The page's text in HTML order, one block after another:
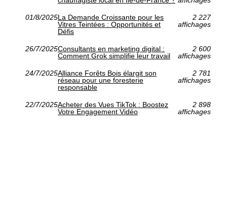
01/8/2025La Demande Croissante pour les
Vitres Teintées : Opportunités et
Défis
2 227
affichages
26/7/2025Consultants en marketing digital :
Comment Grok simplifie leur travail
2 600
affichages
24/7/2025Alliance Forêts Bois élargit son
réseau pour une foresterie
responsable
2 781
affichages
22/7/2025Acheter des Vues TikTok : Boostez
Votre Engagement Vidéo
2 898
affichages